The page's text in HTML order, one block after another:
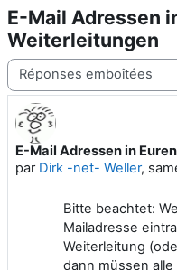
E-Mail Adressen
Weiterleitungen
Type d’affichage
E-Mail Adressen in
par Dirk -net- Weller,
Nombre de réponses : 0
Bitte beachtet:
Mailadresse
Weiterleitung
dann müssen